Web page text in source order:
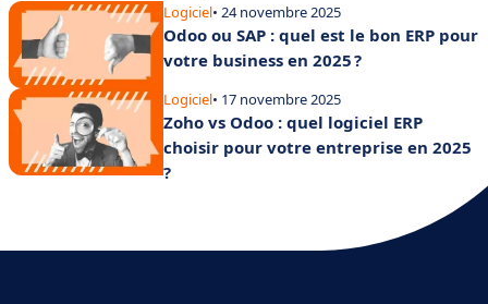
Logiciel• 24 novembre 2025
Odoo ou SAP : quel est le bon ERP pour
votre business en 2025 ?
Logiciel• 17 novembre 2025
Zoho vs Odoo : quel logiciel ERP
choisir pour votre entreprise en 2025
?